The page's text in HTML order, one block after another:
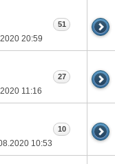
20:59
51
11:16
27
10:53
10